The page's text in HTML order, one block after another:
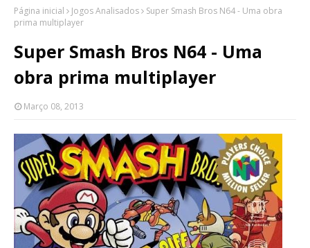
Página inicial Jogos Analisados
Super Smash Bros N64 - Uma obra
prima multiplayer
Super Smash Bros N64 - Uma
obra prima multiplayer
Março 08, 2013